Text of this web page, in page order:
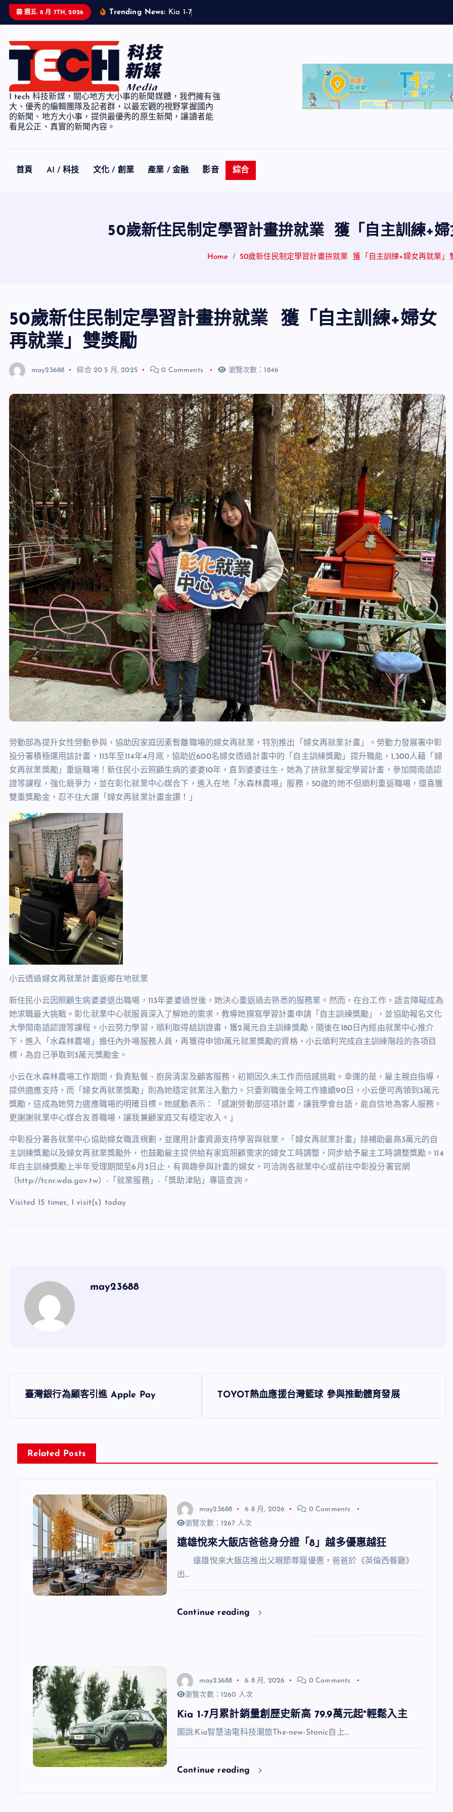
週五. 8 月 7TH, 2026 Trending News: Kia 1-7
I tech 科技新媒，關心地方大小事的新聞媒體，我們擁有強
大、優秀的編輯團隊及記者群，以最宏觀的視野掌握國內
的新聞、地方大小事，提供最優秀的原生新聞，讓讀者能
看見公正、真實的新聞內容。
首頁 AI / 科技 文化 / 創業 產業 / 金融 影音 綜合
50歲新住民制定學習計畫拚就業 獲「自主訓練+
Home 50歲新住民制定學習計畫拚就業 獲「自主訓練+婦女再就業」
50歲新住民制定學習計畫拚就業 獲「自主訓練+婦女
再就業」雙獎勵
may23688 綜合 20 5 月, 2025 0 Comments 瀏覽次數：1846
勞動部為提升女性勞動參與，協助因家庭因素暫離職場的婦女再就業，特別推出「婦女再就業計畫」。勞動力發展署中彰
投分署積極運用該計畫，113年至114年4月底，協助近600名婦女透過計畫中的「自主訓練獎勵」提升職能，1,300人藉「婦
女再就業獎勵」重返職場！新住民小云照顧生病的婆婆10年，直到婆婆往生，她為了拚就業擬定學習計畫，參加閩南語認
證等課程，強化競爭力，並在彰化就業中心媒合下，進入在地「水森林農場」服務，50歲的她不但順利重返職場，還喜獲
雙重獎勵金，忍不住大讚「婦女再就業計畫金讚！」
小云透過婦女再就業計畫返鄉在地就業
新住民小云因照顧生病婆婆退出職場，113年婆婆過世後，她決心重返過去熟悉的服務業。然而，在台工作，語言障礙成為
她求職最大挑戰。彰化就業中心就服員深入了解她的需求，教導她撰寫學習計畫申請「自主訓練獎勵」，並協助報名文化
大學閩南語認證等課程。小云努力學習，順利取得結訓證書，獲2萬元自主訓練獎勵，隨後在180日內經由就業中心推介
下，進入「水森林農場」擔任內外場服務人員，再獲得申領1萬元就業獎勵的資格，小云順利完成自主訓練階段的各項目
標，為自己爭取到3萬元獎勵金。
小云在水森林農場工作期間，負責點餐、廚房清潔及顧客服務，初期因久未工作而倍感挑戰。幸運的是，雇主親自指導，
提供適應支持，而「婦女再就業獎勵」則為她穩定就業注入動力。只要到職後全時工作連續90日，小云便可再領到3萬元
獎勵，這成為她努力適應職場的明確目標。她感動表示：「感謝勞動部這項計畫，讓我學會台語，能自信地為客人服務。
更謝謝就業中心媒合友善職場，讓我兼顧家庭又有穩定收入。」
中彰投分署各就業中心協助婦女職涯規劃，並運用計畫資源支持學習與就業。「婦女再就業計畫」除補助最高3萬元的自
主訓練獎勵以及婦女再就業獎勵外，也鼓勵雇主提供給有家庭照顧需求的婦女工時調整，同步給予雇主工時調整獎勵。114
年自主訓練獎勵上半年受理期間至6月3日止，有興趣參與計畫的婦女，可洽詢各就業中心或前往中彰投分署官網
（http://tcnr.wda.gov.tw）-「就業服務」-「獎助津貼」專區查詢。
Visited 15 times, 1 visit(s) today
may23688
文
導
覽
臺灣銀行為顧客引進 Apple Pay TOYOT熱血應援台灣籃球 參與推動體育發展
Related Posts
may23688 6 8 月, 2026
0 Comments
瀏覽次數：1267 人次
遠雄悅來大飯店爸爸身分證「8」越多優惠越狂
遠雄悅來大飯店推出父親節尊寵優惠，爸爸於《英倫西餐廳》
出…
Continue reading
may23688 6 8 月, 2026
0 Comments
瀏覽次數：1260 人次
Kia 1-7月累計銷量創歷史新高 79.9萬元起*輕鬆入主
圖說:Kia智慧油電科技潮旅The-new-Stonic自上…
Continue reading